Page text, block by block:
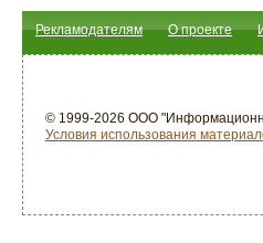
Рекламодателям О проекте
© 1999-2026 ООО
Условия использования